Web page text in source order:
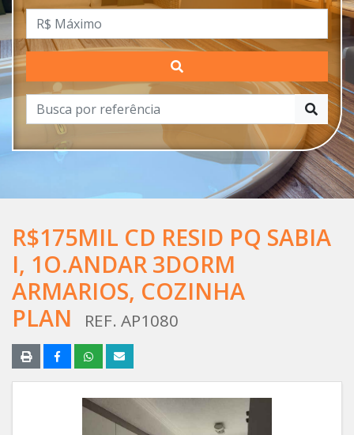
R$175MIL CD RESID PQ SABIA
I, 1O.ANDAR 3DORM
ARMARIOS, COZINHA
PLAN
REF. AP1080